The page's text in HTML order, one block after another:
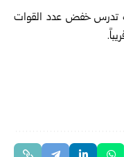
تدرس خفض عدد القوات